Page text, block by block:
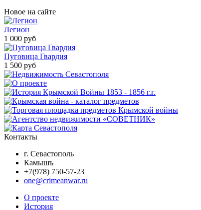
Новое на сайте
Легион
1 000 руб
Пуговица Гвардия
1 500 руб
Контакты
г. Севастополь
Камышъ
+7(978) 750-57-23
one@crimeanwar.ru
О проекте
История